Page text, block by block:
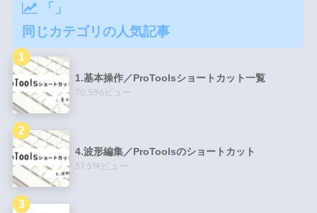
「」
同じカテゴリの人気記事
1.基本操作／ProToolsショートカット一覧
70,596ビュー
4.波形編集／ProToolsのショートカット
37,514ビュー